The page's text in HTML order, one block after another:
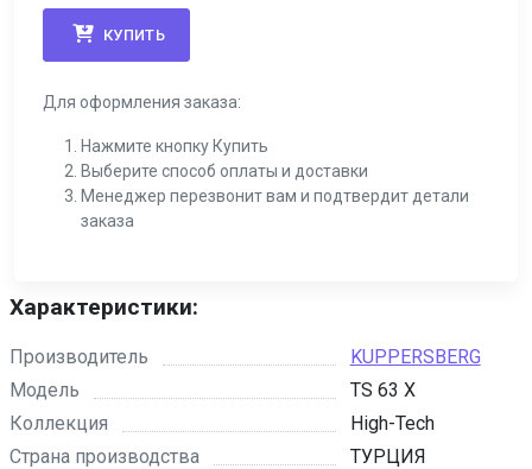
КУПИТЬ
Для оформления заказа:
Нажмите кнопку Купить
Выберите способ оплаты и доставки
Менеджер перезвонит вам и подтвердит детали
заказа
Характеристики:
Производитель
KUPPERSBERG
Модель
TS 63 X
Коллекция
High-Tech
Страна производства
ТУРЦИЯ